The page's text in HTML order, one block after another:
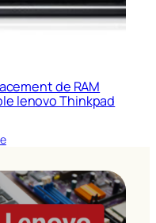
de RAM
lenovo Thinkpad